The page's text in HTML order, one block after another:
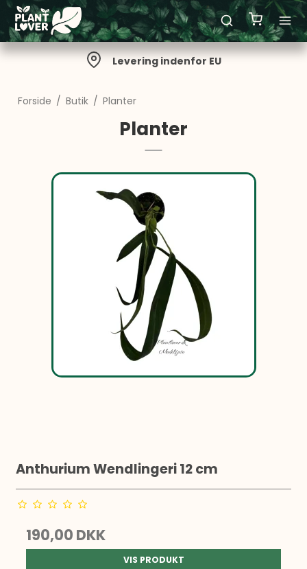
Levering indenfor EU
Forside / Butik / Planter
Planter
Anthurium Wendlingeri 12 cm
190,00 DKK
VIS PRODUKT